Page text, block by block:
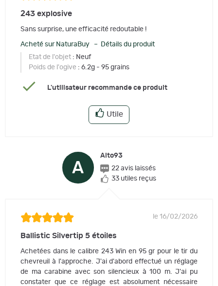
243 explosive
Sans surprise, une efficacité redoutable !
Acheté sur NaturaBuy – Détails du produit
Etat de l'objet : Neuf
Poids de l'ogive : 6.2g - 95 grains
L'utilisateur recommande ce produit
Utile
A
Alto93
22 avis laissés
33 utiles reçus
le 16/02/2026
Ballistic Silvertip 5 étoiles
Achetées dans le calibre 243 Win en 95 gr pour le tir du
chevreuil à l'approche. J'ai d'abord effectué un réglage
de ma carabine avec son silencieux à 100 m. J'ai pu
constater que ce réglage est absolument nécessaire